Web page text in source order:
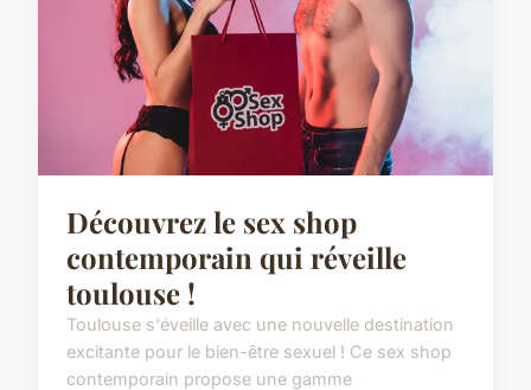
Découvrez le sex shop
contemporain qui réveille
toulouse !
Toulouse s'éveille avec une nouvelle destination
excitante pour le bien-être sexuel ! Ce sex shop
contemporain propose une gamme